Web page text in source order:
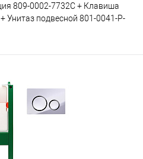
809-0002-7732C + Клавиша
Унитаз подвесной 801-0041-P-
В наличии